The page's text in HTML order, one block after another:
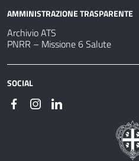
AMMINISTRAZIONE TRASPARENTE
Archivio ATS
PNRR – Missione 6 Salute
SOCIAL